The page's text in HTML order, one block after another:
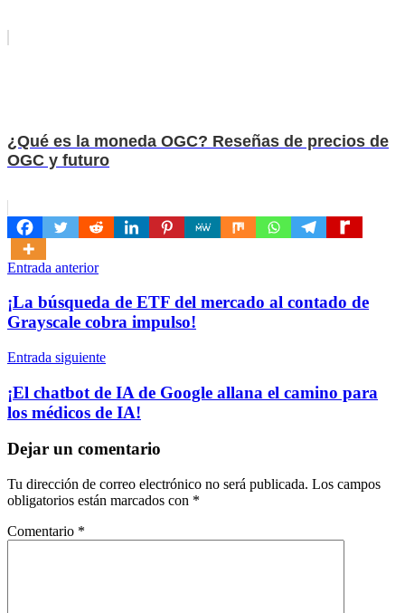
¿Qué es la moneda OGC? Reseñas de precios de
OGC y futuro
Navegación
de
entradas
Entrada anterior
¡La búsqueda de ETF del mercado al contado de
Grayscale cobra impulso!
Entrada siguiente
¡El chatbot de IA de Google allana el camino para
los médicos de IA!
Dejar un comentario
Tu dirección de correo electrónico no será publicada. Los campos
obligatorios están marcados con *
Comentario *